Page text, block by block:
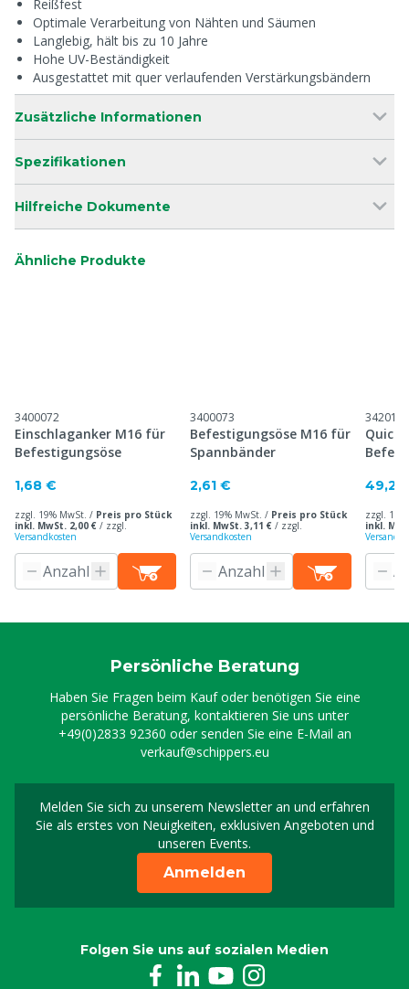
Reißfest
Optimale Verarbeitung von Nähten und Säumen
Langlebig, hält bis zu 10 Jahre
Hohe UV-Beständigkeit
Ausgestattet mit quer verlaufenden Verstärkungsbändern
Zusätzliche Informationen
Spezifikationen
Hilfreiche Dokumente
Ähnliche Produkte
3400072
Einschlaganker M16 für
Befestigungsöse
1,68 €
zzgl. 19% MwSt. / Preis pro Stück
inkl. MwSt. 2,00 € / zzgl.
Versandkosten
3400073
Befestigungsöse M16 für
Spannbänder
2,61 €
zzgl. 19% MwSt. / Preis pro Stück
inkl. MwSt. 3,11 € / zzgl.
Versandkosten
3420101
49,20
zzgl.
inkl.
Persönliche Beratung
Haben Sie Fragen beim Kauf oder benötigen Sie eine
persönliche Beratung, kontaktieren Sie uns unter
+49(0)2833 92360 oder senden Sie eine E-Mail an
verkauf@schippers.eu
Melden Sie sich zu unserem Newsletter an und erfahren
Sie als erstes von Neuigkeiten, exklusiven Angeboten und
unseren Events.
Melden Sie sich für
Anmelden
Folgen Sie uns auf sozialen Medien